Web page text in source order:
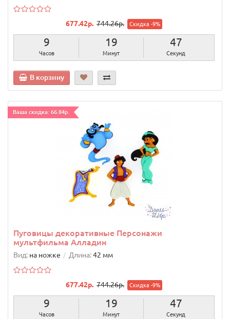
677.42р. 744.26р. Скидка -9%
9
Часов
19
Минут
46
Секунд
В корзину
Ваша скидка: 66.84р.
Пуговицы декоративные Персонажи
мультфильма Алладин
Вид: на ножке Длина:42 мм
677.42р. 744.26р. Скидка -9%
9
Часов
19
Минут
46
Секунд